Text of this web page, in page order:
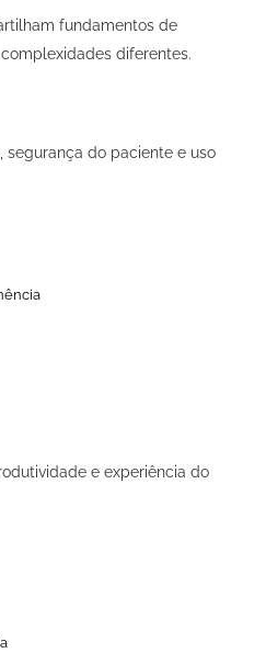
fundamentos de
diferentes.
segurança do paciente e uso
e experiência do